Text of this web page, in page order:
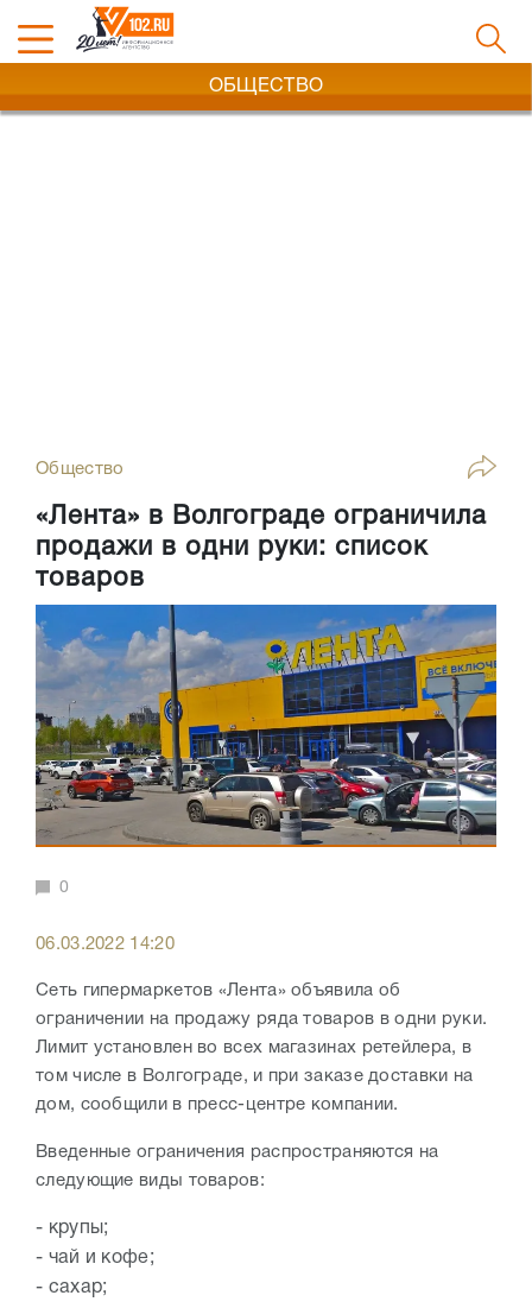
ОБЩЕСТВО
Общество
«Лента» в Волгограде ограничила
продажи в одни руки: список
товаров
0
06.03.2022 14:20
Сеть гипермаркетов «Лента» объявила об
ограничении на продажу ряда товаров в одни руки.
Лимит установлен во всех магазинах ретейлера, в
том числе в Волгограде, и при заказе доставки на
дом, сообщили в пресс-центре компании.
Введенные ограничения распространяются на
следующие виды товаров:
- крупы;
- чай и кофе;
- сахар;